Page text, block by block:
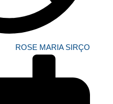
ROSE MARIA SIRÇO